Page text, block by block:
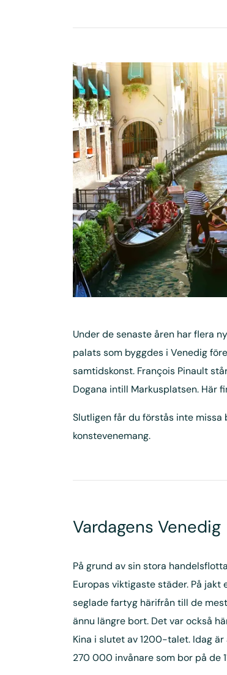
Under de senaste åren har flera
palats som byggdes i Venedig
samtidskonst. François Pinault
Dogana intill Markusplatsen. Här
Slutligen får du förstås inte
konstevenemang.
Vardagens Venedig
På grund av sin stora
Europas viktigaste städer. På
seglade fartyg härifrån till de
ännu längre bort. Det var också
Kina i slutet av 1200-talet. Idag
270 000 invånare som bor på de